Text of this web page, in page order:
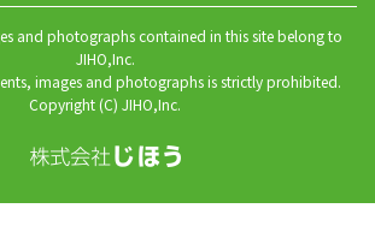
and photographs contained in this site belong to
JIHO,Inc.
images and photographs is strictly prohibited.
Copyright (C) JIHO,Inc.